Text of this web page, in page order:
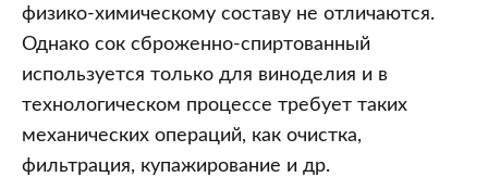
физико-химическому составу не отличаются.
Однако сок сброженно-спиртованный
используется только для виноделия и в
технологическом процессе требует таких
механических операций, как очистка,
фильтрация, купажирование и др.